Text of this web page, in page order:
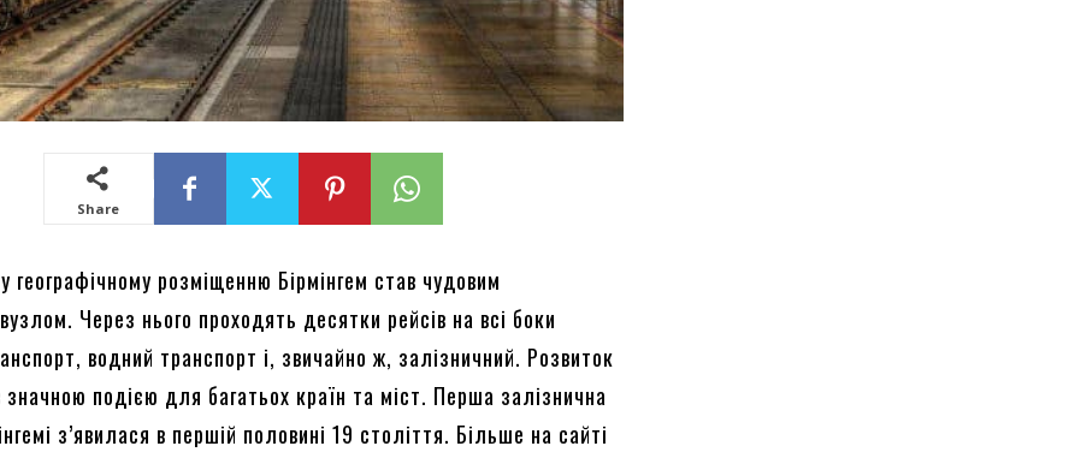
Share
географічному розміщенню Бірмінгем став чудовим
Через нього проходять десятки рейсів на всі боки
водний транспорт і, звичайно ж, залізничний. Розвиток
значною подією для багатьох країн та міст. Перша залізнична
з’явилася в першій половині 19 століття. Більше на сайті